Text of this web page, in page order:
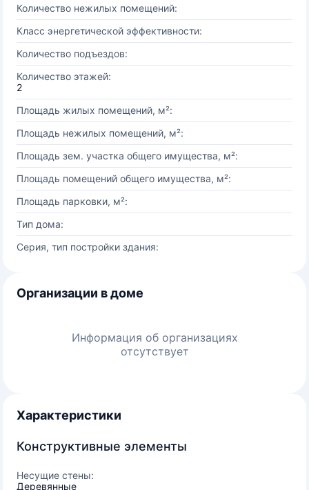
Количество нежилых помещений:
Класс энергетической эффективности:
Количество подъездов:
Количество этажей:
2
Площадь жилых помещений, м²:
Площадь нежилых помещений, м²:
Площадь зем. участка общего имущества, м²:
Площадь помещений общего имущества, м²:
Площадь парковки, м²:
Тип дома:
Серия, тип постройки здания:
Организации в доме
Информация об организациях
отсутствует
Характеристики
Конструктивные элементы
Несущие стены:
Деревянные